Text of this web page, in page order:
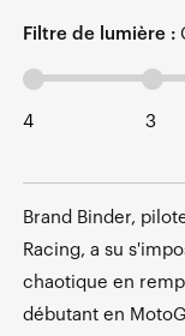
Filtre de lumière :
4 3
Brand Binder,
Racing, a su
chaotique en
débutant en